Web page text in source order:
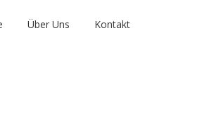
Über Uns Kontakt